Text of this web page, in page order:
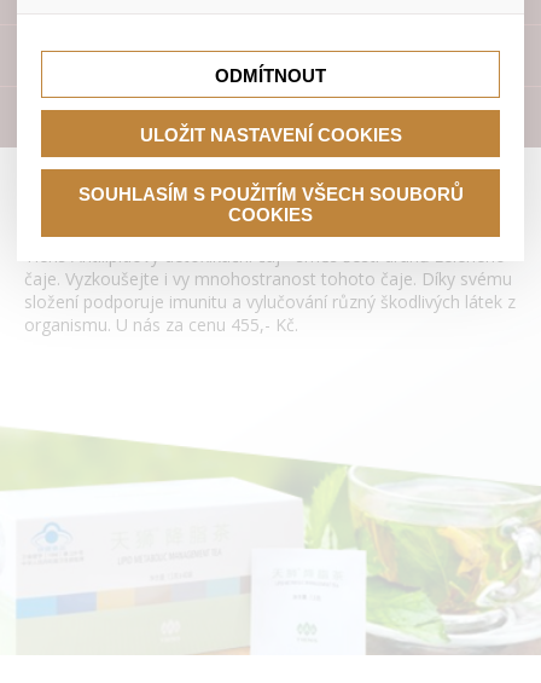
Přístroje
Antilipidový detoxikační čaj Tianshi
Tiens Antilipidový detoxikační čaj - směs šesti druhů zeleného
čaje. Vyzkoušejte i vy mnohostranost tohoto čaje. Díky svému
složení podporuje imunitu a vylučování různý škodlivých látek z
organismu. U nás za cenu 455,- Kč.
se nevhodným doporučením produktů či jiným
nedůležitým nabídkám.
marketingové kampaně.
ODMÍTNOUT
ULOŽIT NASTAVENÍ COOKIES
SOUHLASÍM S POUŽITÍM VŠECH SOUBORŮ
COOKIES